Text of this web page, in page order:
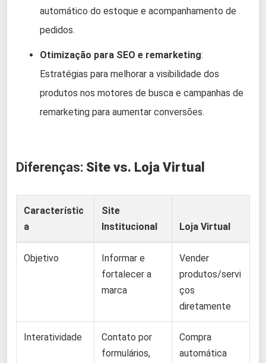
automático do estoque e acompanhamento de
pedidos.
Otimização para SEO e remarketing:
Estratégias para melhorar a visibilidade dos
produtos nos motores de busca e campanhas de
remarketing para aumentar conversões.
Diferenças: Site vs. Loja Virtual
Característic
a
Site
Institucional
Loja Virtual
Objetivo
Informar e
fortalecer a
marca
Vender
produtos/servi
ços
diretamente
Interatividade
Contato por
formulários,
Compra
automática